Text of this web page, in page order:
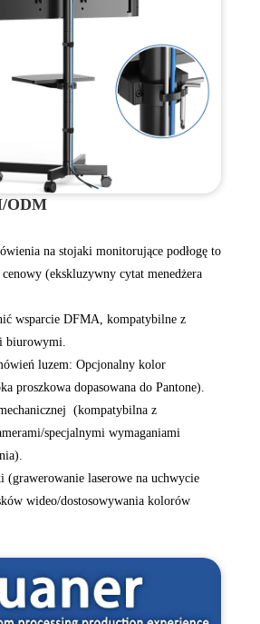
ODM
na stojaki monitorujące podłogę to
(ekskluzywny cytat menedżera
wsparcie DFMA‌, kompatybilne z
biurowymi.
luzem‌: Opcjonalny kolor
proszkowa dopasowana do Pantone).
(kompatybilna z
specjalnymi wymaganiami
(grawerowanie laserowe na uchwycie
wideo/dostosowywania kolorów